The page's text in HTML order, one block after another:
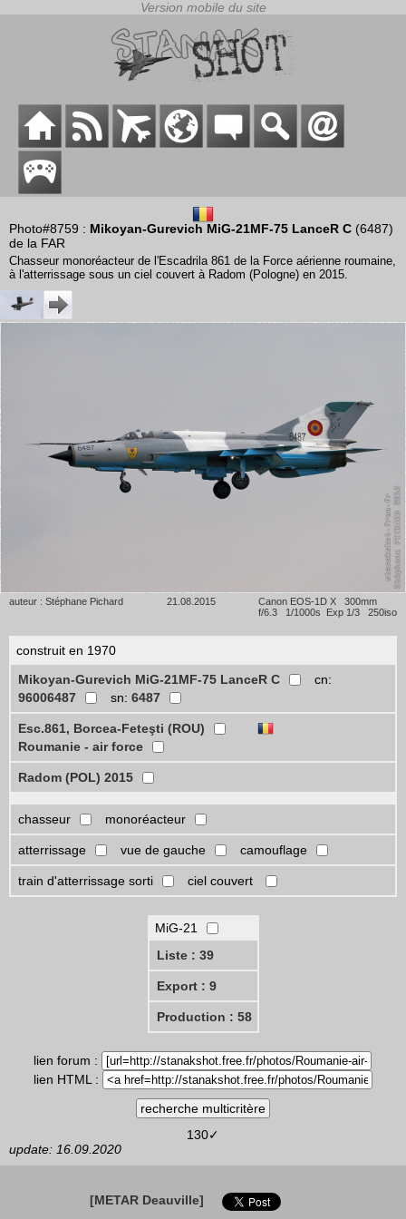
Photo#8759 : Mikoyan-Gurevich MiG-21MF-75 LanceR C (6487)
de la FAR
Chasseur monoréacteur de l'Escadrila 861 de la Force aérienne roumaine,
à l'atterrissage sous un ciel couvert à Radom (Pologne) en 2015.
auteur : Stéphane Pichard 21.08.2015
Canon EOS-1D X 300mm
f/6.3 1/1000s Exp 1/3 250iso
construit en 1970
Mikoyan-Gurevich MiG-21MF-75 LanceR C
cn:
96006487
sn: 6487
Esc.861, Borcea-Feteşti (ROU)
Roumanie - air force
Radom (POL) 2015
chasseur monoréacteur
atterrissage vue de gauche camouflage
train d'atterrissage sorti ciel couvert
MiG-21
Liste : 39
Export : 9
Production : 58
lien forum :
lien HTML :
130✓
update: 16.09.2020
[METAR Deauville]